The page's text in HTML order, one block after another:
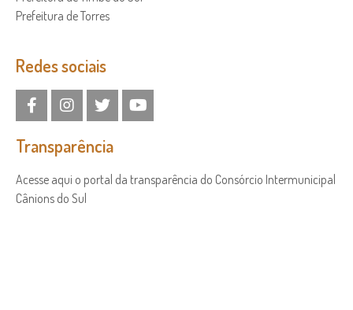
Prefeitura de Torres
Redes sociais
Transparência
Acesse aqui o portal da transparência do Consórcio Intermunicipal
Cânions do Sul